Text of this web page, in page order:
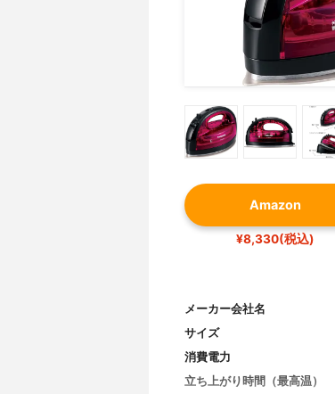
Amazon
¥8,330(税込)
メーカー会社名
サイズ
消費電力
立ち上がり時間（最高温）